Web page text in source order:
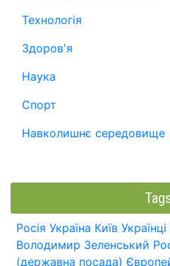
Технологія
Здоров'я
Наука
Спорт
Навколишнє середовище
Росія Україна Київ Українці
Володимир Зеленський
(державна посада)